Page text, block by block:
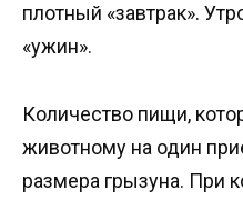
плотный «завтрак».
«ужин».
Количество пищи,
животному на один
размера грызуна. При